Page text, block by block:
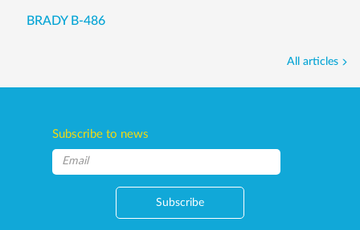
BRADY B-486
All articles
Subscribe to news
Subscribe